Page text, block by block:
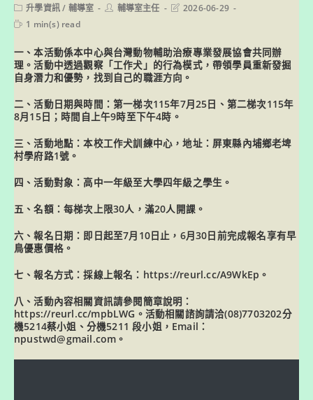
Post
category:
升學資訊/ 輔導室
Post輔導室主任
Post2026-06-29
Reading
1 min(s) read
一、本活動係本中心與台灣動物輔助治療專業發展協會共同辦
理。活動中透過觀察「工作犬」的行為模式，帶領學員重新發掘
自身潛力和優勢，找到自己的職涯方向。
二、活動日期與時間：第一梯次115年7月25日、第二梯次115年
8月15日；時間自上午9時至下午4時。
三、活動地點：本校工作犬訓練中心，地址：屏東縣內埔鄉老埤
村學府路1號。
四、活動對象：高中一年級至大學四年級之學生。
五、名額：每梯次上限30人，滿20人開課。
六、報名日期：即日起至7月10日止，6月30日前完成報名享有早
鳥優惠價格。
七、報名方式：採線上報名：https://reurl.cc/A9WkEp。
八、活動內容相關資訊請參閱簡章說明：
https://reurl.cc/mpbLWG。活動相關諮詢請洽(08)7703202分
機5214蔡小姐、分機5211 段小姐，Email：
npustwd@gmail.com。